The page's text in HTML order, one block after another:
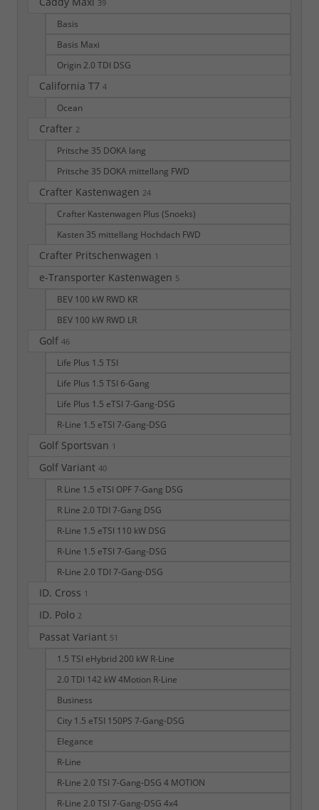
39
Basis
Basis Maxi
Origin 2.0 TDI DSG
California T7 4
Ocean
Crafter 2
Pritsche 35 DOKA lang
Pritsche 35 DOKA mittellang FWD
Crafter Kastenwagen 24
Crafter Kastenwagen Plus (Snoeks)
Kasten 35 mittellang Hochdach FWD
Crafter Pritschenwagen 1
e-Transporter Kastenwagen 5
BEV 100 kW RWD KR
BEV 100 kW RWD LR
Golf 46
Life Plus 1.5 TSI
Life Plus 1.5 TSI 6-Gang
Life Plus 1.5 eTSI 7-Gang-DSG
R-Line 1.5 eTSI 7-Gang-DSG
Golf Sportsvan 1
Golf Variant 40
R Line 1.5 eTSI OPF 7-Gang DSG
R Line 2.0 TDI 7-Gang DSG
R-Line 1.5 eTSI 110 kW DSG
R-Line 1.5 eTSI 7-Gang-DSG
R-Line 2.0 TDI 7-Gang-DSG
ID. Cross 1
ID. Polo 2
Passat Variant 51
1.5 TSI eHybrid 200 kW R-Line
2.0 TDI 142 kW 4Motion R-Line
Business
City 1.5 eTSI 150PS 7-Gang-DSG
Elegance
R-Line
R-Line 2.0 TSI 7-Gang-DSG 4 MOTION
R-Line 2.0 TSI 7-Gang-DSG 4x4